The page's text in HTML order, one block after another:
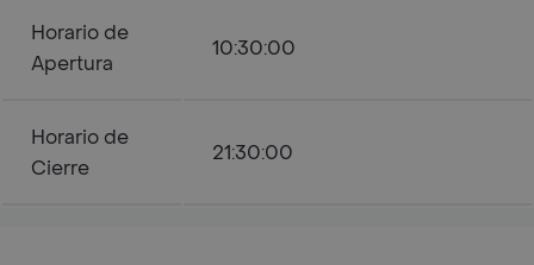
Horario de
Apertura
10:30:00
Horario de
Cierre
21:30:00